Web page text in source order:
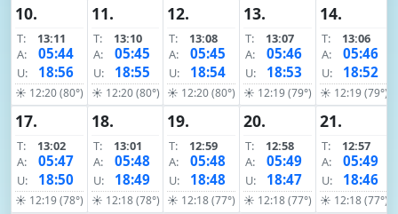
10.
T:
13:11
A:
05:44
U: 18:56
☀ 12:20 (80°)
11.
T:
13:10
A:
05:45
U: 18:55
☀ 12:20 (80°)
12.
T:
13:08
A:
05:45
U: 18:54
☀ 12:20 (80°)
13.
T:
13:07
A:
05:46
U: 18:53
☀ 12:19 (79°)
14.
T:
13:06
A:
05:46
U: 18:52
☀ 12:19 (79°)
17.
T:
13:02
A:
05:47
U: 18:50
☀ 12:19 (78°)
18.
T:
13:01
A:
05:48
U: 18:49
☀ 12:18 (78°)
19.
T:
12:59
A:
05:48
U: 18:48
☀ 12:18 (77°)
20.
T:
12:58
A:
05:49
U: 18:47
☀ 12:18 (77°)
21.
T:
12:57
A:
05:49
U: 18:46
☀ 12:18 (77°)